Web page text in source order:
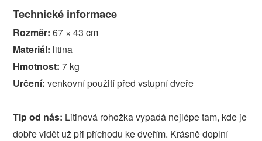
Technické informace
Rozměr: 67 × 43 cm
Materiál: litina
Hmotnost: 7 kg
Určení: venkovní použití před vstupní dveře
Tip od nás: Litinová rohožka vypadá nejlépe tam, kde je
dobře vidět už při příchodu ke dveřím. Krásně doplní